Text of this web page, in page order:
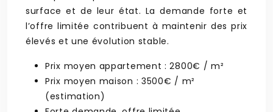
surface et de leur état. La demande forte et
l’offre limitée contribuent à maintenir des prix
élevés et une évolution stable.
Prix moyen appartement : 2800€ / m²
Prix moyen maison : 3500€ / m²
(estimation)